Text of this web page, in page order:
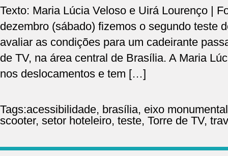
Texto: Maria Lúcia Veloso e Uirá Lourenço |
dezembro (sábado) fizemos o segundo teste
avaliar as condições para um cadeirante
de TV, na área central de Brasília. A Maria
nos deslocamentos e tem […]
Tags:acessibilidade, brasília, eixo monumental
scooter, setor hoteleiro, teste, Torre de TV,